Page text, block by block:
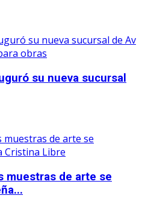
su nueva sucursal
muestras de arte se